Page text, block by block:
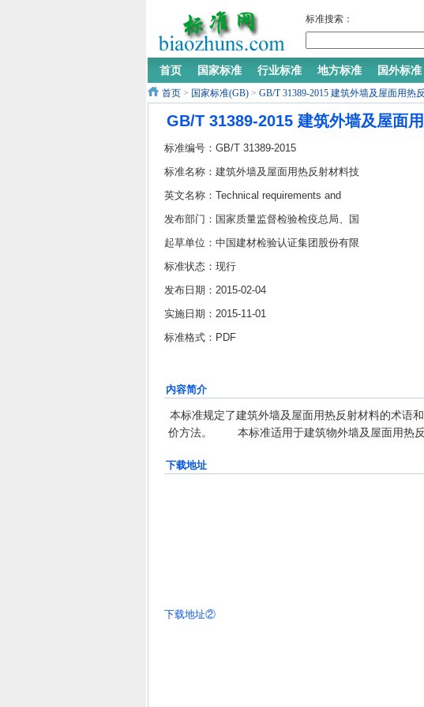
标准搜索：
首页 国家标准 行业标准 地方标准 国外标准
首页 > 国家标准(GB) > GB/T 31389-2015 建筑外墙及屋面用热
GB/T 31389-2015 建筑外墙及屋面
标准编号：GB/T 31389-2015
标准名称：建筑外墙及屋面用热反射材料技
术条件及评价方法
英文名称：Technical requirements and
evaluation methods of solar reflective
materials for exterior walls and roofs
发布部门：国家质量监督检验检疫总局、国
家标准化管理委员会
起草单位：中国建材检验认证集团股份有限
公司、中国建材检验认证集团西安有限公
司、深圳市嘉达高科产业发展有限公司、上
海广毅涂料有限公司、阿克苏诺贝尔太古漆
油（上海）有限公司、广东华润涂
标准状态：现行
发布日期：2015-02-04
实施日期：2015-11-01
标准格式：PDF
内容简介
本标准规定了建筑外墙及屋面用热反射材料的术语
价方法。 本标准适用于建筑物外墙及屋面用热反
下载地址
下载地址②